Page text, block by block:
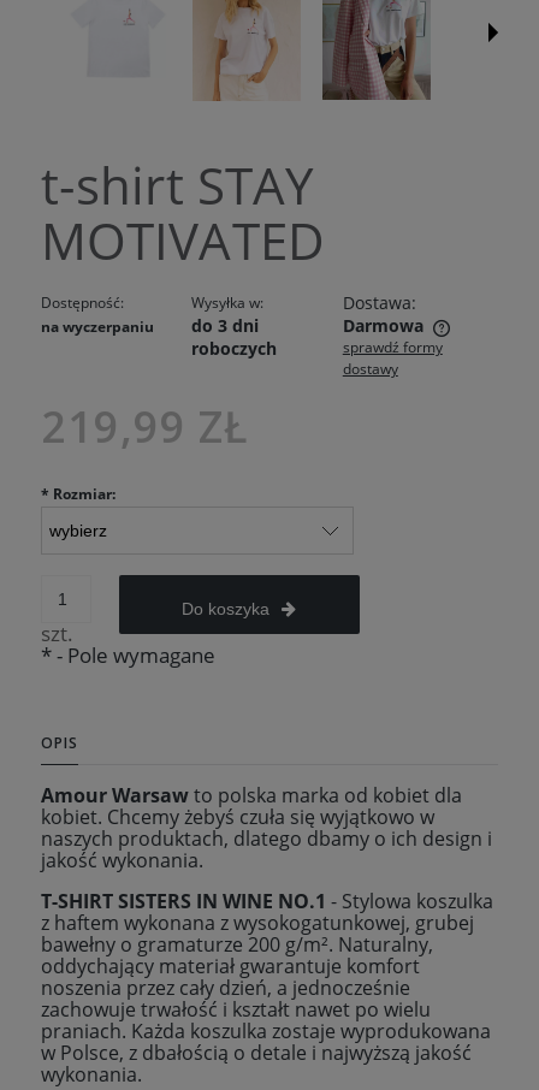
t-shirt STAY
MOTIVATED
Dostępność:
na wyczerpaniu
Wysyłka w:
do 3 dni
roboczych
Dostawa:
Darmowa
Cena nie zawiera ewentualnych kosztów płatności
sprawdź formy
dostawy
219,99 ZŁ
* Rozmiar:
szt.
Do koszyka
*- Pole wymagane
OPIS
Amour Warsawto polska marka od kobiet dla
kobiet. Chcemy żebyś czuła się wyjątkowo w
naszych produktach, dlatego dbamy o ich design i
jakość wykonania.
T-SHIRT SISTERS IN WINE NO.1 - Stylowa koszulka
z haftem wykonana z wysokogatunkowej, grubej
bawełny o gramaturze 200 g/m². Naturalny,
oddychający materiał gwarantuje komfort
noszenia przez cały dzień, a jednocześnie
zachowuje trwałość i kształt nawet po wielu
praniach. Każda koszulka zostaje wyprodukowana
w Polsce, z dbałością o detale i najwyższą jakość
wykonania.